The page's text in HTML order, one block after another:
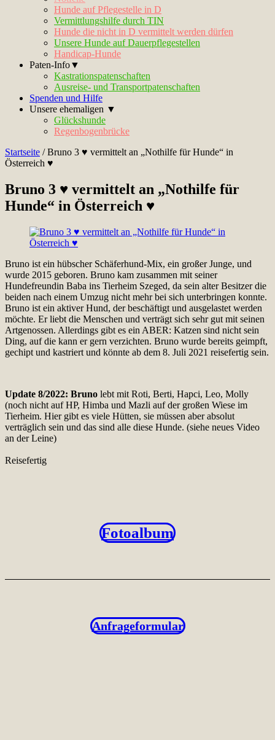
Hunde auf Pflegestelle in D
Vermittlungshilfe durch TIN
Hunde die nicht in D vermittelt werden dürfen
Unsere Hunde auf Dauerpflegestellen
Handicap-Hunde
Paten-Info▼
Kastrationspatenschaften
Ausreise- und Transportpatenschaften
Spenden und Hilfe
Unsere ehemaligen ▼
Glückshunde
Regenbogenbrücke
Startseite /Bruno 3 ♥ vermittelt an „Nothilfe für Hunde“ in
Österreich ♥
Bruno 3 ♥ vermittelt an „Nothilfe für
Hunde“ in Österreich ♥
Bruno ist ein hübscher Schäferhund-Mix, ein großer Junge, und
wurde 2015 geboren. Bruno kam zusammen mit seiner
Hundefreundin Baba ins Tierheim Szeged, da sein alter Besitzer die
beiden nach einem Umzug nicht mehr bei sich unterbringen konnte.
Bruno ist ein aktiver Hund, der beschäftigt und ausgelastet werden
möchte. Er liebt die Menschen und verträgt sich sehr gut mit seinen
Artgenossen. Allerdings gibt es ein ABER: Katzen sind nicht sein
Ding, auf die kann er gern verzichten. Bruno wurde bereits geimpft,
gechipt und kastriert und könnte ab dem 8. Juli 2021 reisefertig sein.
Update 8/2022: Bruno lebt mit Roti, Berti, Hapci, Leo, Molly
(noch nicht auf HP, Himba und Mazli auf der großen Wiese im
Tierheim. Hier gibt es viele Hütten, sie müssen aber absolut
verträglich sein und das sind alle diese Hunde. (siehe neues Video
an der Leine)
Reisefertig
Fotoalbum
Anfrageformular